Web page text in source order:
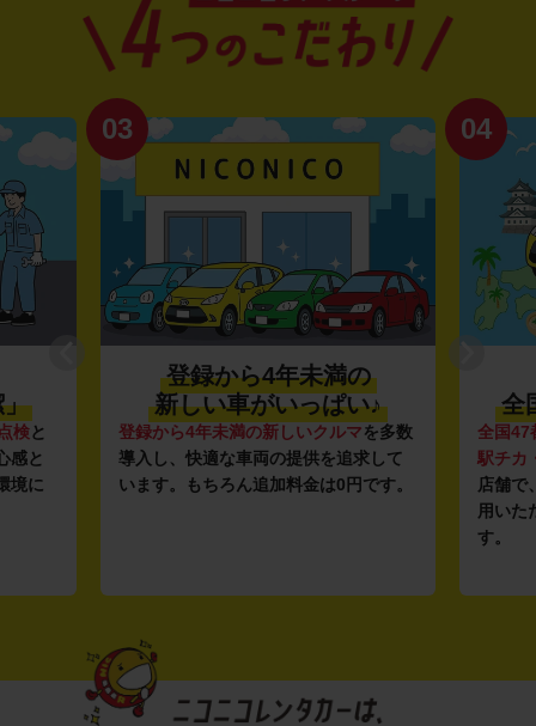
」
検と
感と
境に
03
登録から4年未満の
新しい車がいっぱい♪
登録から4年未満の新しいクルマを多数
導入し、快適な車両の提供を追求して
います。もちろん追加料金は0円です。
04
全
全国47
駅チカ
店舗で
用いた
す。